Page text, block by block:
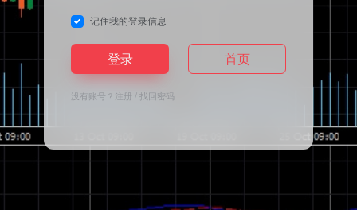
记住我的登录信息
登录 首页
没有账号？ 注册 /找回密码